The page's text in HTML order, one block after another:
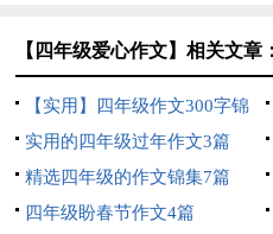
【四年级爱心作文】相关文章：
【实用】四年级作文300字锦
集5篇
实用的四年级过年作文3篇
精选四年级的作文锦集7篇
四年级盼春节作文4篇